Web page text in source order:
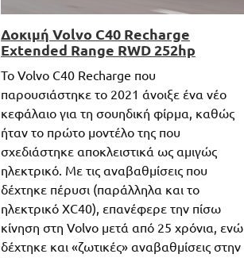
Δοκιμή Volvo C40 Recharge
Extended Range RWD 252hp
To Volvo C40 Recharge που
παρουσιάστηκε το 2021 άνοιξε ένα νέο
κεφάλαιο για τη σουηδική φίρμα, καθώς
ήταν το πρώτο μοντέλο της που
σχεδιάστηκε αποκλειστικά ως αμιγώς
ηλεκτρικό. Με τις αναβαθμίσεις που
δέχτηκε πέρυσι (παράλληλα και το
ηλεκτρικό XC40), επανέφερε την πίσω
κίνηση στη Volvo μετά από 25 χρόνια, ενώ
δέχτηκε και «ζωτικές» αναβαθμίσεις στην